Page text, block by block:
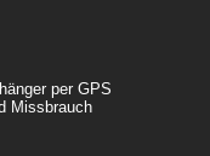
per GPS
Missbrauch